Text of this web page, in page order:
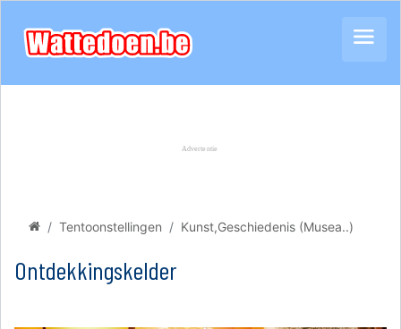
Tentoonstellingen Kunst,Geschiedenis (Musea..)
Ontdekkingskelder